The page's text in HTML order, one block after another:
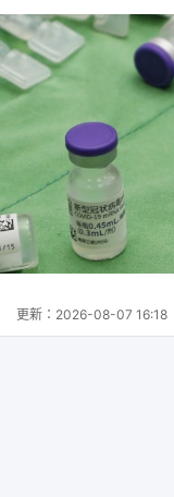
更新： 2026-08-07 16:18